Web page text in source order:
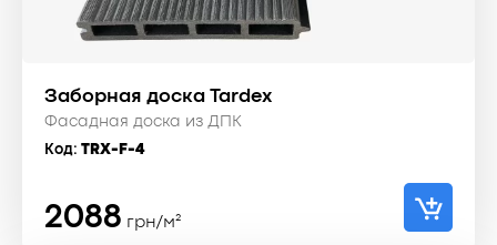
Заборная доска Tardex
Фасадная доска из ДПК
Код: TRX-F-4
2088 грн/м²